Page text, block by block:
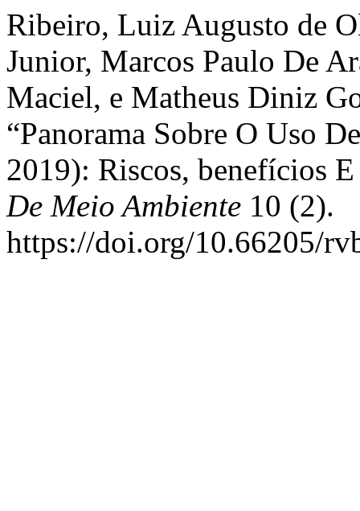
Ribeiro, Luiz Augusto de
Junior, Marcos Paulo De
Maciel, e Matheus Diniz
“Panorama Sobre O Uso
2019): Riscos, benefícios
De Meio Ambiente 10 (2).
https://doi.org/10.66205/